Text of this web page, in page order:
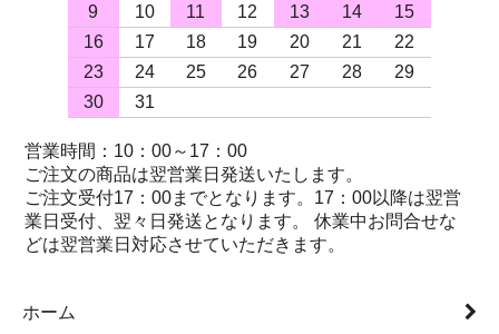
9
10 11 12 13 14
15
16
17 18 19 20 21
22
23
24 25 26 27 28
29
30
31
営業時間：10：00～17：00
ご注文の商品は翌営業日発送いたします。
ご注文受付17：00までとなります。17：00以降は翌営
業日受付、翌々日発送となります。 休業中お問合せな
どは翌営業日対応させていただきます。
ホーム